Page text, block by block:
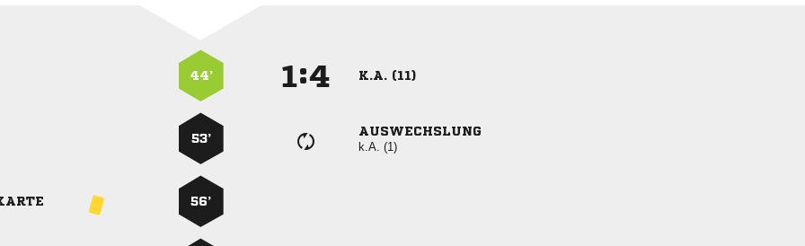
44’ : K.A. (11)
53’
AUSWECHSLUNG
k.A. (1)
56’